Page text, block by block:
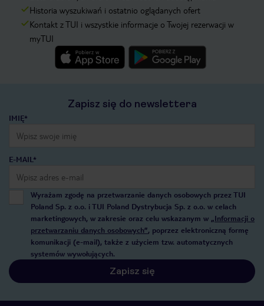
Historia wyszukiwań i ostatnio oglądanych ofert
Kontakt z TUI i wszystkie informacje o Twojej rezerwacji w
myTUI
Zapisz się do newslettera
IMIĘ*
E-MAIL*
Wyrażam zgodę na przetwarzanie danych osobowych przez TUI
Poland Sp. z o.o. i TUI Poland Dystrybucja Sp. z o.o. w celach
marketingowych, w zakresie oraz celu wskazanym w „Informacji o
przetwarzaniu danych osobowych”, poprzez elektroniczną formę
komunikacji (e-mail), także z użyciem tzw. automatycznych
systemów wywołujących.
Zapisz się